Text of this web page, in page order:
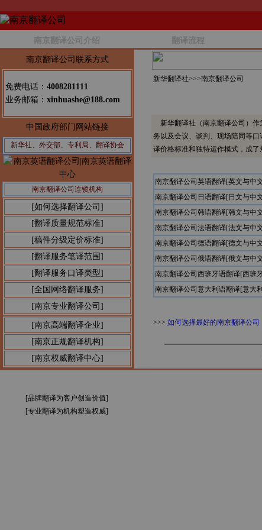
南京翻译公司介绍 翻译流程
南京翻译公司联系方式
免费电话： 4008281111
业务邮箱： xinhuashe@188.com
中国政府部门网站链接
新华社、外交部、专利局、翻译协会
南京翻译公司连锁机构
[如何选择翻译公司]
[翻译质量规范标准]
[稿件分级定价标准]
[翻译服务笔译范围]
[翻译服务口译类型]
[全国网络翻译服务]
[南京专业翻译公司]
[南京高端翻译企业]
[南京正规翻译机构]
[南京权威翻译中心]
新华翻译社>>>南京翻译公司
新华翻译社（南京翻译公司）作
务以及会议、谈判、现场陪同等
译价格标准和独特运作模式，成了
南京翻译公司英语翻译[英文与中
南京翻译公司日语翻译[日文与中
南京翻译公司韩语翻译[韩文与中
南京翻译公司法语翻译[法文与中
南京翻译公司德语翻译[德文与中
南京翻译公司俄语翻译[俄文与中
南京翻译公司西班牙语翻译[西班
南京翻译公司意大利语翻译[意大
>>> 如何选择最好的南京翻译公司
[品牌翻译为客户创造价值]
[专业翻译为机构塑造权威]